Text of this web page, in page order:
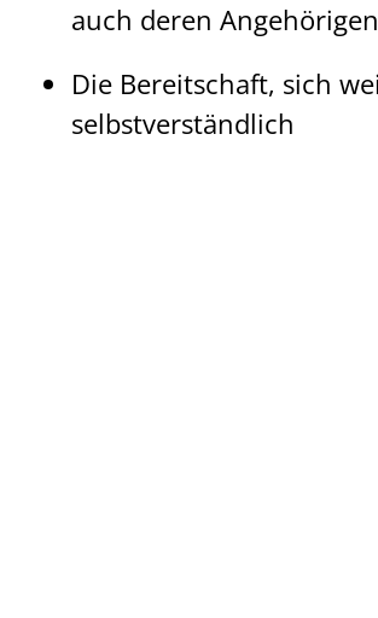
auch deren
Die Bereitschaft, sich
selbstverständlich